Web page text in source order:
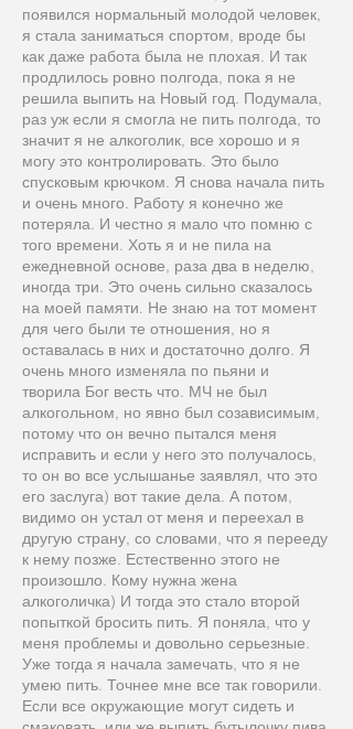
появился нормальный молодой человек,
я стала заниматься спортом, вроде бы
как даже работа была не плохая. И так
продлилось ровно полгода, пока я не
решила выпить на Новый год. Подумала,
раз уж если я смогла не пить полгода, то
значит я не алкоголик, все хорошо и я
могу это контролировать. Это было
спусковым крючком. Я снова начала пить
и очень много. Работу я конечно же
потеряла. И честно я мало что помню с
того времени. Хоть я и не пила на
ежедневной основе, раза два в неделю,
иногда три. Это очень сильно сказалось
на моей памяти. Не знаю на тот момент
для чего были те отношения, но я
оставалась в них и достаточно долго. Я
очень много изменяла по пьяни и
творила Бог весть что. МЧ не был
алкогольном, но явно был созависимым,
потому что он вечно пытался меня
исправить и если у него это получалось,
то он во все услышанье заявлял, что это
его заслуга) вот такие дела. А потом,
видимо он устал от меня и переехал в
другую страну, со словами, что я перееду
к нему позже. Естественно этого не
произошло. Кому нужна жена
алкоголичка) И тогда это стало второй
попыткой бросить пить. Я поняла, что у
меня проблемы и довольно серьезные.
Уже тогда я начала замечать, что я не
умею пить. Точнее мне все так говорили.
Если все окружающие могут сидеть и